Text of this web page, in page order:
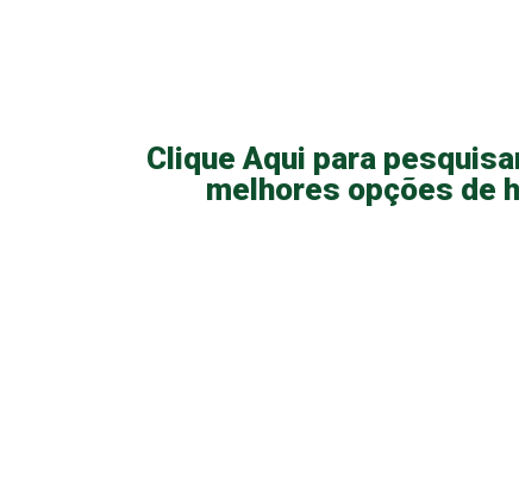
Clique Aqui para
melhores opções de